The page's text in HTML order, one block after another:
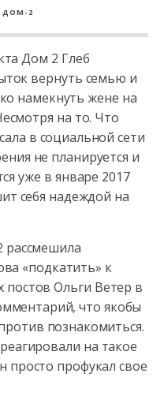
ДОМ-2
Дом 2 Глеб
вернуть семью и
намекнуть жене на
на то. Что
в социальной сети
не планируется и
уже в январе 2017
себя надеждой на
рассмешила
«подкатить» к
Ольги Ветер в
что якобы
познакомиться.
на такое
просто профукал свое